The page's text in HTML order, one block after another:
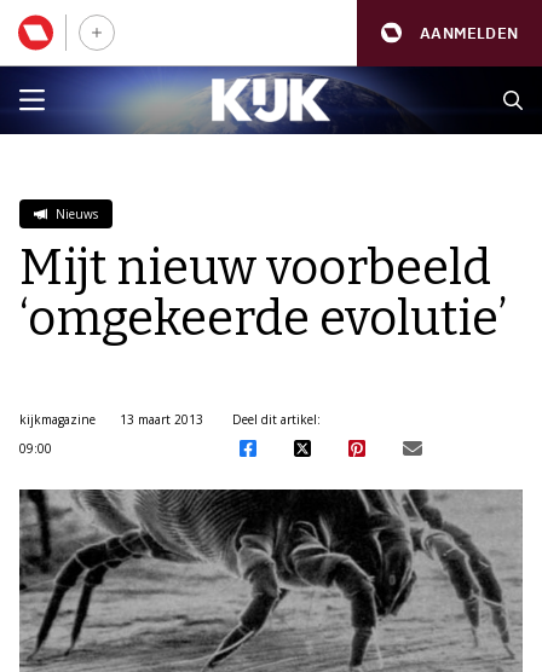
AANMELDEN
Nieuws
Mijt nieuw voorbeeld
‘omgekeerde evolutie’
kijkmagazine
13 maart 2013
09:00
Deel dit artikel: